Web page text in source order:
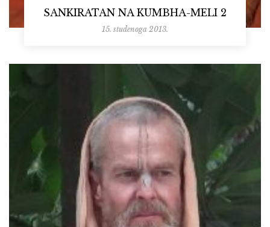
SANKIRATAN NA KUMBHA-MELI 2
15. studenoga 2013.